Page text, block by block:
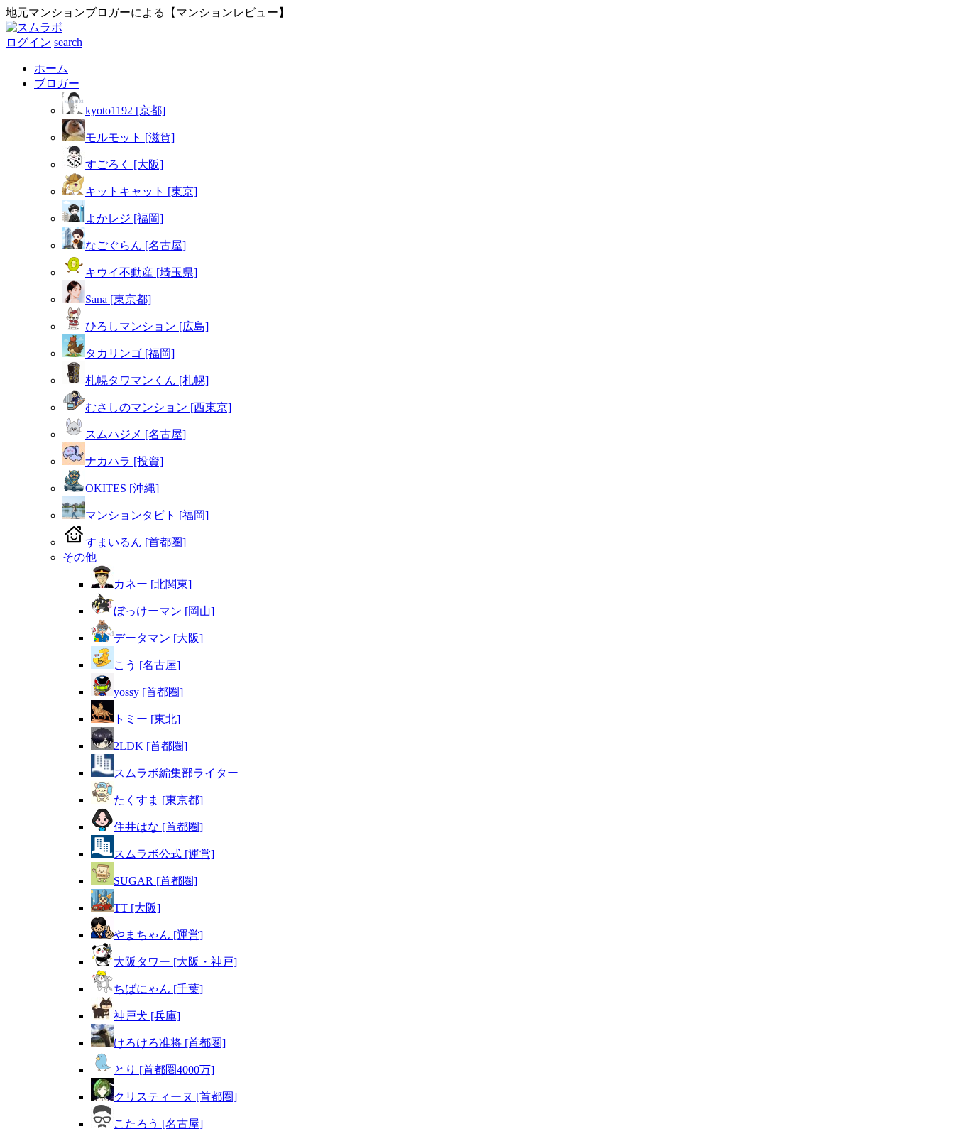
地元マンションブロガーによる【マンションレビュー】
ログイン search
ホーム
ブロガー
kyoto1192 [京都]
モルモット [滋賀]
すごろく [大阪]
キットキャット [東京]
よかレジ [福岡]
なごぐらん [名古屋]
キウイ不動産 [埼玉県]
Sana [東京都]
ひろしマンション [広島]
タカリンゴ [福岡]
札幌タワマンくん [札幌]
むさしのマンション [西東京]
スムハジメ [名古屋]
ナカハラ [投資]
OKITES [沖縄]
マンションタビト [福岡]
すまいるん [首都圏]
その他
カネー [北関東]
ぼっけーマン [岡山]
データマン [大阪]
こう [名古屋]
yossy [首都圏]
トミー [東北]
2LDK [首都圏]
スムラボ編集部ライター
たくすま [東京都]
住井はな [首都圏]
スムラボ公式 [運営]
SUGAR [首都圏]
TT [大阪]
やまちゃん [運営]
大阪タワー [大阪・神戸]
ちばにゃん [千葉]
神戸犬 [兵庫]
けろけろ准将 [首都圏]
とり [首都圏4000万]
クリスティーヌ [首都圏]
こたろう [名古屋]